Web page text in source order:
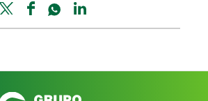
Twitter
share
Facebook
share
Whatsapp
shareshare